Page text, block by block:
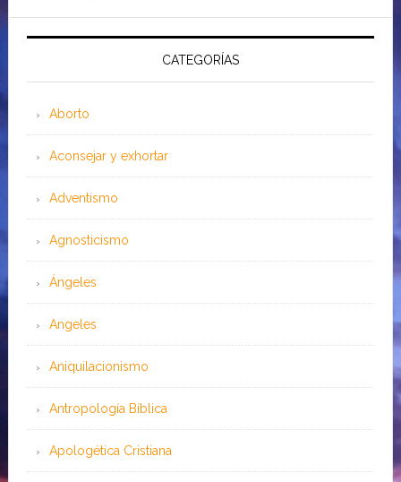
CATEGORÍAS
Aborto
Aconsejar y exhortar
Adventismo
Agnosticismo
Ángeles
Angeles
Aniquilacionismo
Antropología Bíblica
Apologética Cristiana